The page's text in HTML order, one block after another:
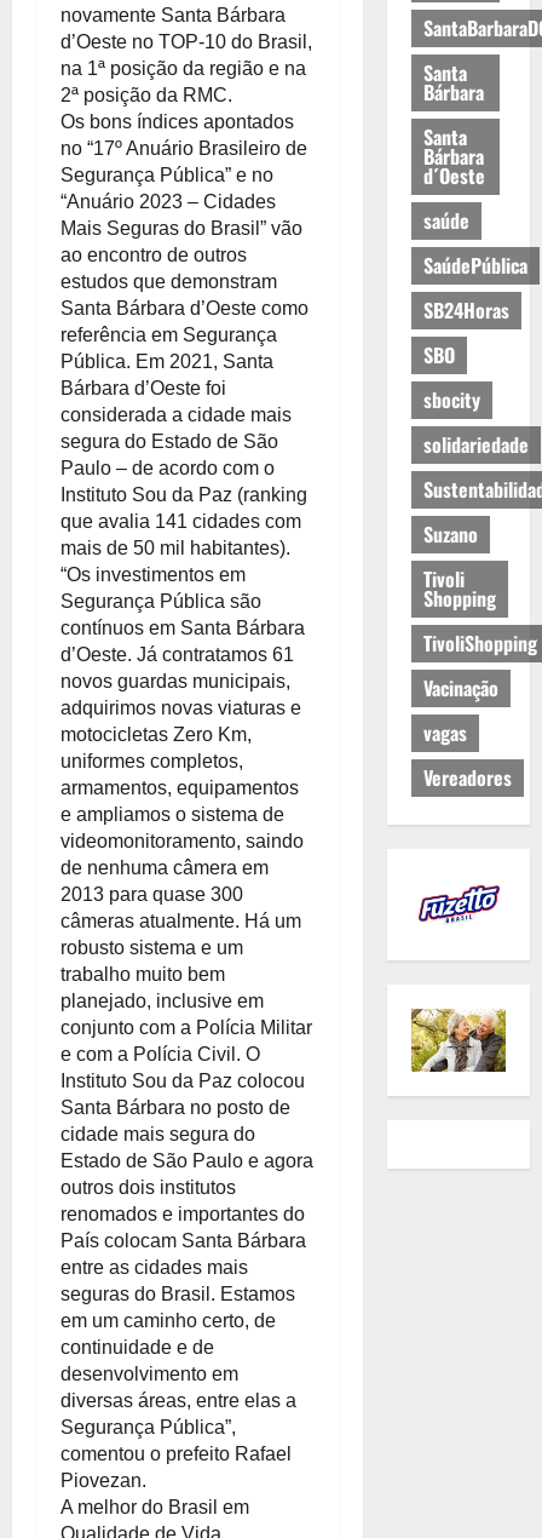
novamente Santa Bárbara
d’Oeste no TOP-10 do Brasil,
na 1ª posição da região e na
2ª posição da RMC.
Os bons índices apontados
no “17º Anuário Brasileiro de
Segurança Pública” e no
“Anuário 2023 – Cidades
Mais Seguras do Brasil” vão
ao encontro de outros
estudos que demonstram
Santa Bárbara d’Oeste como
referência em Segurança
Pública. Em 2021, Santa
Bárbara d’Oeste foi
considerada a cidade mais
segura do Estado de São
Paulo – de acordo com o
Instituto Sou da Paz (ranking
que avalia 141 cidades com
mais de 50 mil habitantes).
“Os investimentos em
Segurança Pública são
contínuos em Santa Bárbara
d’Oeste. Já contratamos 61
novos guardas municipais,
adquirimos novas viaturas e
motocicletas Zero Km,
uniformes completos,
armamentos, equipamentos
e ampliamos o sistema de
videomonitoramento, saindo
de nenhuma câmera em
2013 para quase 300
câmeras atualmente. Há um
robusto sistema e um
trabalho muito bem
planejado, inclusive em
conjunto com a Polícia Militar
e com a Polícia Civil. O
Instituto Sou da Paz colocou
Santa Bárbara no posto de
cidade mais segura do
Estado de São Paulo e agora
outros dois institutos
renomados e importantes do
País colocam Santa Bárbara
entre as cidades mais
seguras do Brasil. Estamos
em um caminho certo, de
continuidade e de
desenvolvimento em
diversas áreas, entre elas a
Segurança Pública”,
comentou o prefeito Rafael
Piovezan.
A melhor do Brasil em
Qualidade de Vida
Santa
Bárbara
Santa
Bárbara
d´Oeste
saúde
SaúdePública
SB24Horas
SBO
sbocity
solidariedade
Suzano
Tivoli
Shopping
TivoliShopping
Vacinação
vagas
Vereadores